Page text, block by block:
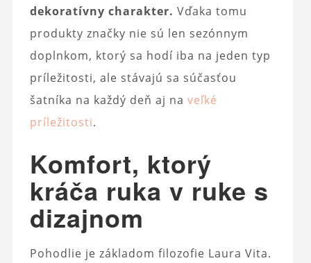
dekoratívny charakter. Vďaka tomu
produkty značky nie sú len sezónnym
doplnkom, ktorý sa hodí iba na jeden typ
príležitosti, ale stávajú sa súčasťou
šatníka na každý deň aj na veľké
príležitosti.
Komfort, ktorý
kráča ruka v ruke s
dizajnom
Pohodlie je základom filozofie Laura Vita.